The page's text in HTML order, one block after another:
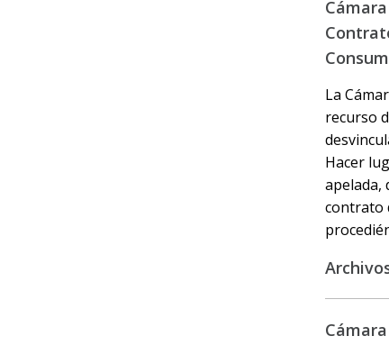
La
recurso
Hacer
apelada,
contrato